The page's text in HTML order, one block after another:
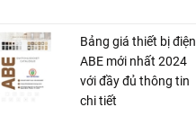
Bảng giá thiết bị điện
ABE mới nhất 2024
với đầy đủ thông tin
chi tiết